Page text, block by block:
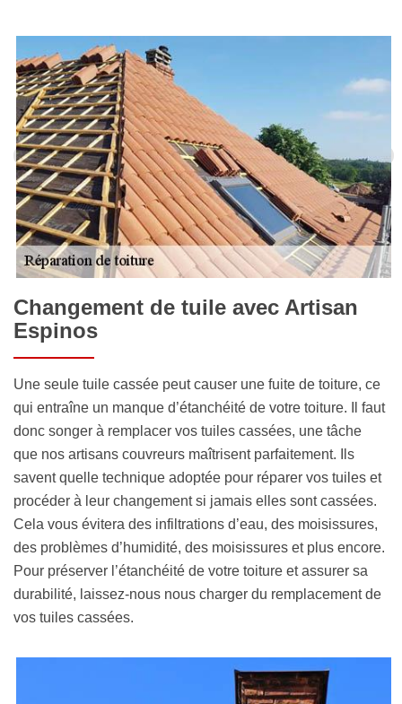
Changement de tuile avec Artisan
Espinos
Une seule tuile cassée peut causer une fuite de toiture, ce
qui entraîne un manque d’étanchéité de votre toiture. Il faut
donc songer à remplacer vos tuiles cassées, une tâche
que nos artisans couvreurs maîtrisent parfaitement. Ils
savent quelle technique adoptée pour réparer vos tuiles et
procéder à leur changement si jamais elles sont cassées.
Cela vous évitera des infiltrations d’eau, des moisissures,
des problèmes d’humidité, des moisissures et plus encore.
Pour préserver l’étanchéité de votre toiture et assurer sa
durabilité, laissez-nous nous charger du remplacement de
vos tuiles cassées.